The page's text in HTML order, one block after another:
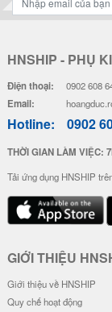
á Vàng - Túi Tiền Đỏ
46.000 đ
Đơn giá
40.000 đ
5-
38.000 đ
36.000 đ